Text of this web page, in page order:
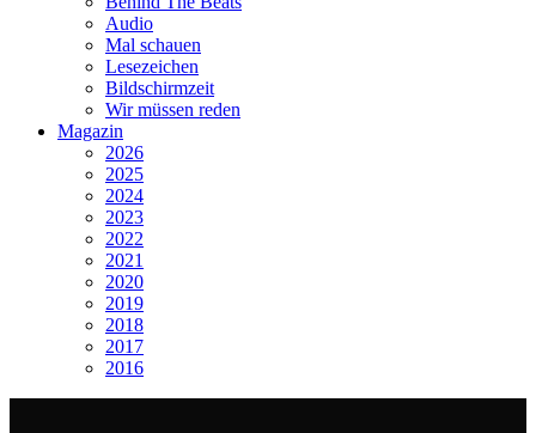
Audio
Mal schauen
Lesezeichen
Bildschirmzeit
Wir müssen reden
Magazin
2026
2025
2024
2023
2022
2021
2020
2019
2018
2017
2016